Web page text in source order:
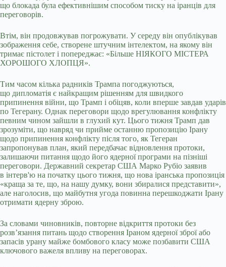
що блокада була ефективнішим способом тиску на іранців для
переговорів.
Втім, він продовжував погрожувати. У середу він опублікував
зображення себе, створене штучним інтелектом, на якому він
тримає пістолет і попереджає: «Більше НІЯКОГО МІСТЕРА
ХОРОШОГО ХЛОПЦЯ».
Тим часом кілька радників Трампа погоджуються,
що дипломатія є найкращим рішенням для швидкого
припинення війни, що Трамп і обіцяв, коли вперше завдав ударів
по Тегерану. Однак переговори щодо врегулювання конфлікту
певним чином зайшли в глухий кут. Цього тижня Трамп дав
зрозуміти, що навряд чи прийме останню пропозицію Ірану
щодо припинення конфлікту після того, як Тегеран
запропонував план, який передбачає відновлення протоки,
залишаючи питання щодо його ядерної програми на пізніші
переговори. Державний секретар США Марко Рубіо заявив
в інтерв'ю на початку цього тижня, що нова іранська пропозиція
«краща за те, що, на нашу думку, вони збиралися представити»,
але наголосив, що майбутня угода повинна перешкоджати Ірану
отримати ядерну зброю.
За словами чиновників, повторне відкриття протоки без
розв’язання питань щодо створення Іраном ядерної зброї або
запасів урану майже бомбового класу може позбавити США
ключового важеля впливу на переговорах.